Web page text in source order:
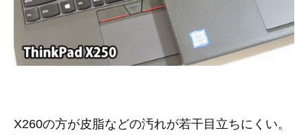
X260の方が皮脂などの汚れが若干目立ちにくい。